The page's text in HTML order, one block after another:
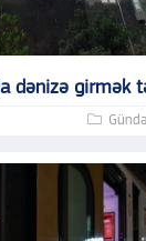
dənizə girmək